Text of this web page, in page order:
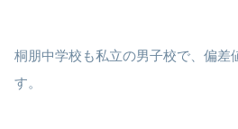
桐朋中学校も私立の男子校で、偏差
す。